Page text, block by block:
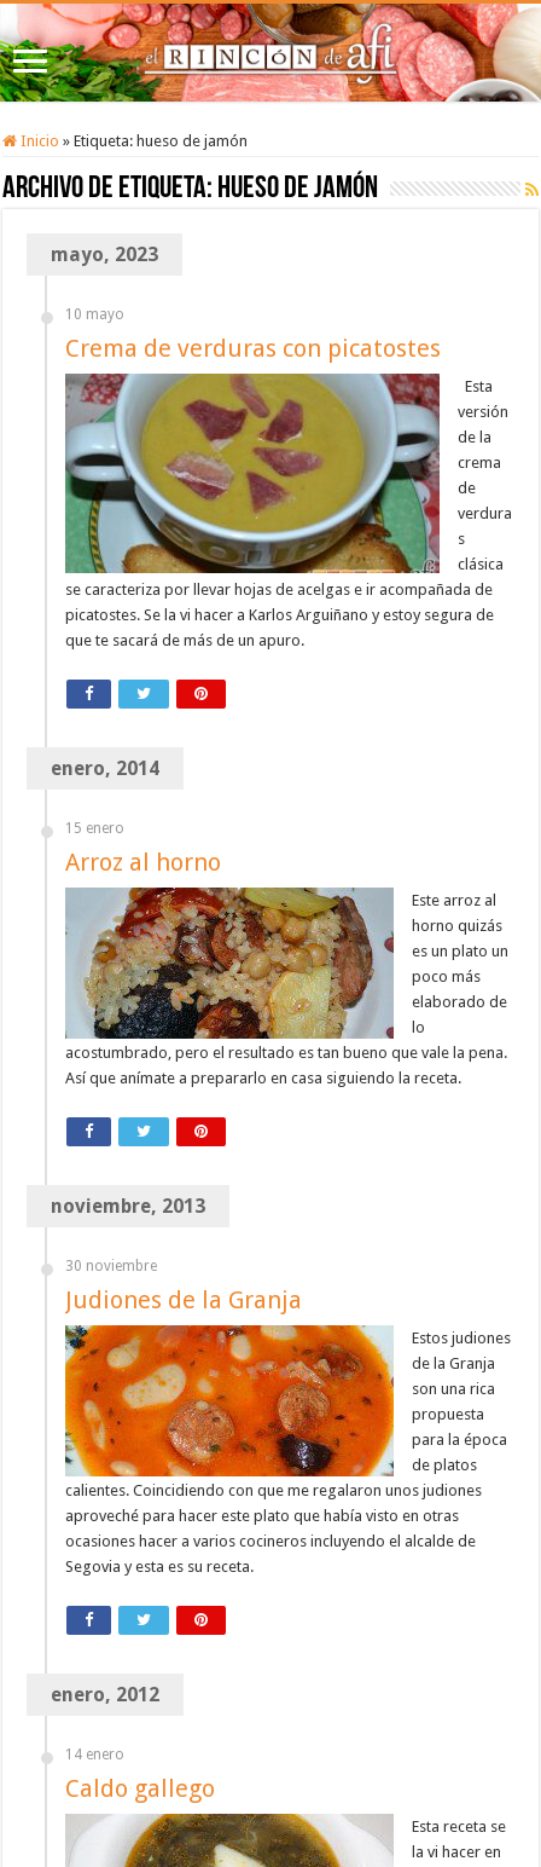
Inicio » Etiqueta: hueso de jamón
Archivo de etiqueta: hueso de jamón
mayo, 2023
10 mayo
Crema de verduras con picatostes
Esta
versión
de la
crema
de
verdura
s
clásica
se caracteriza por llevar hojas de acelgas e ir acompañada de
picatostes. Se la vi hacer a Karlos Arguiñano y estoy segura de
que te sacará de más de un apuro.
enero, 2014
15 enero
Arroz al horno
Este arroz al
horno quizás
es un plato un
poco más
elaborado de
lo
acostumbrado, pero el resultado es tan bueno que vale la pena.
Así que anímate a prepararlo en casa siguiendo la receta.
noviembre, 2013
30 noviembre
Judiones de la Granja
Estos judiones
de la Granja
son una rica
propuesta
para la época
de platos
calientes. Coincidiendo con que me regalaron unos judiones
aproveché para hacer este plato que había visto en otras
ocasiones hacer a varios cocineros incluyendo el alcalde de
Segovia y esta es su receta.
enero, 2012
14 enero
Caldo gallego
Esta receta se
la vi hacer en